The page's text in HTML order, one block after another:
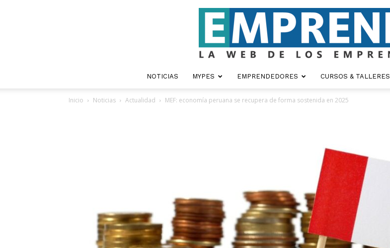
NOTICIAS MYPES EMPRENDEDORES CURSOS & TALLERES
Inicio Noticias Actualidad MEF: economía peruana se recupera de forma sostenida en 2025